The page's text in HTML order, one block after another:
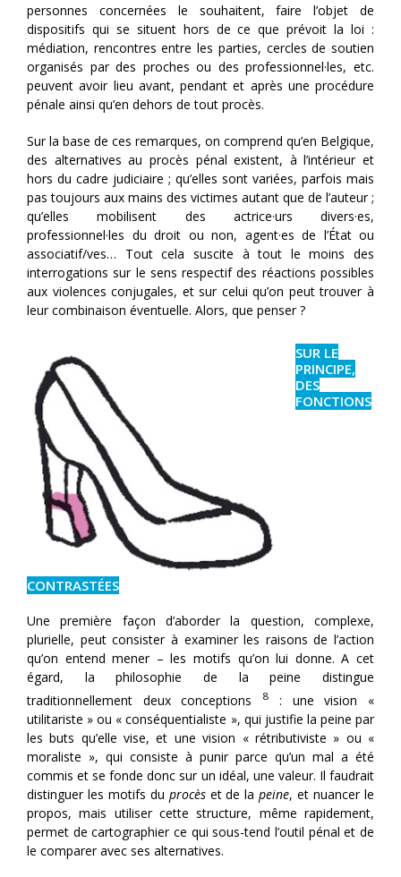
personnes concernées le souhaitent, faire l’objet de
dispositifs qui se situent hors de ce que prévoit la loi :
médiation, rencontres entre les parties, cercles de soutien
organisés par des proches ou des professionnel·les, etc.
peuvent avoir lieu avant, pendant et après une procédure
pénale ainsi qu’en dehors de tout procès.
Sur la base de ces remarques, on comprend qu’en Belgique,
des alternatives au procès pénal existent, à l’intérieur et
hors du cadre judiciaire ; qu’elles sont variées, parfois mais
pas toujours aux mains des victimes autant que de l’auteur ;
qu’elles mobilisent des actrice·urs divers·es,
professionnel·les du droit ou non, agent·es de l’État ou
associatif/ves… Tout cela suscite à tout le moins des
interrogations sur le sens respectif des réactions possibles
aux violences conjugales, et sur celui qu’on peut trouver à
leur combinaison éventuelle. Alors, que penser ?
SUR LE
PRINCIPE,
DES
FONCTIONS
CONTRASTÉES
Une première façon d’aborder la question, complexe,
plurielle, peut consister à examiner les raisons de l’action
qu’on entend mener – les motifs qu’on lui donne. A cet
égard, la philosophie de la peine distingue
traditionnellement deux conceptions
8
: une vision «
utilitariste » ou « conséquentialiste », qui justifie la peine par
les buts qu’elle vise, et une vision « rétributiviste » ou «
moraliste », qui consiste à punir parce qu’un mal a été
commis et se fonde donc sur un idéal, une valeur. Il faudrait
distinguer les motifs du procèset de lapeine, et nuancer le
propos, mais utiliser cette structure, même rapidement,
permet de cartographier ce qui sous-tend l’outil pénal et de
le comparer avec ses alternatives.